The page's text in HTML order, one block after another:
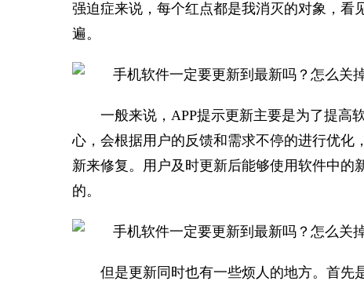
强迫症来说，每个红点都是我消灭的对象，看
遍。
一般来说，APP提示更新主要是为了提高
心，会根据用户的反馈和需求不停的进行优化
新来修复。用户及时更新后能够使用软件中
的。
但是更新同时也有一些烦人的地方。首先